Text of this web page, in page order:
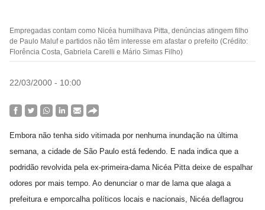
Empregadas contam como Nicéa humilhava Pitta, denúncias atingem filho
de Paulo Maluf e partidos não têm interesse em afastar o prefeito (Crédito:
Florência Costa, Gabriela Carelli e Mário Simas Filho)
22/03/2000 - 10:00
Embora não tenha sido vitimada por nenhuma inundação na última
semana, a cidade de São Paulo está fedendo. E nada indica que a
podridão revolvida pela ex-primeira-dama Nicéa Pitta deixe de espalhar
odores por mais tempo. Ao denunciar o mar de lama que alaga a
prefeitura e emporcalha políticos locais e nacionais, Nicéa deflagrou